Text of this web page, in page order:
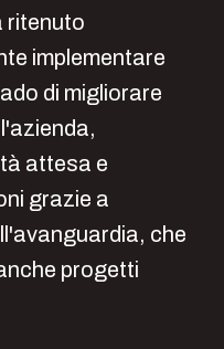
ritenuto
implementare
di migliorare
attesa e
grazie a
che
progetti